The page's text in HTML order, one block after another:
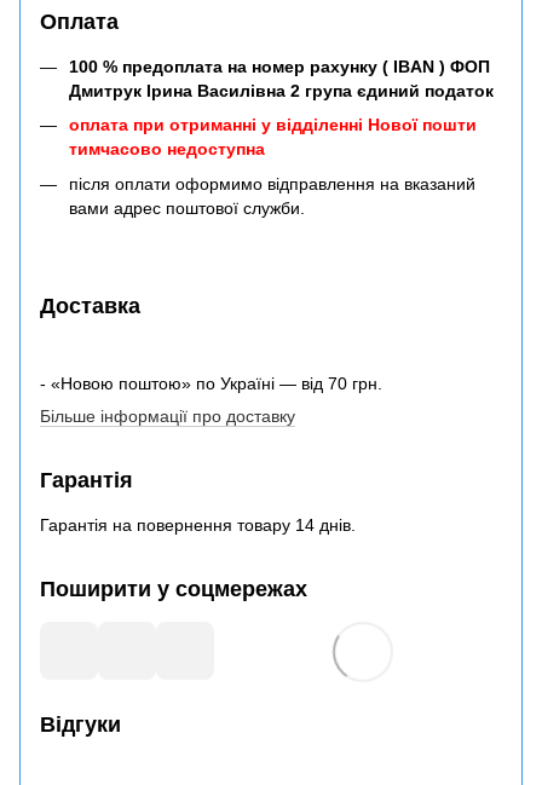
Оплата
100 % предоплата на номер рахунку ( IBAN ) ФОП
Дмитрук Ірина Василівна 2 група єдиний податок
оплата при отриманні у відділенні Нової пошти
тимчасово недоступна
після оплати оформимо відправлення на вказаний
вами адрес поштової служби.
Доставка
- «Новою поштою» по Україні — від 70 грн.
Більше інформації про доставку
Гарантія
Гарантія на повернення товару 14 днів.
Поширити у соцмережах
Відгуки